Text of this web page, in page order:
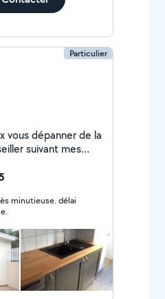
sens du détail.
Particulier
vous dépanner de la
suivant mes
,le dépannage
minutieuse. délai